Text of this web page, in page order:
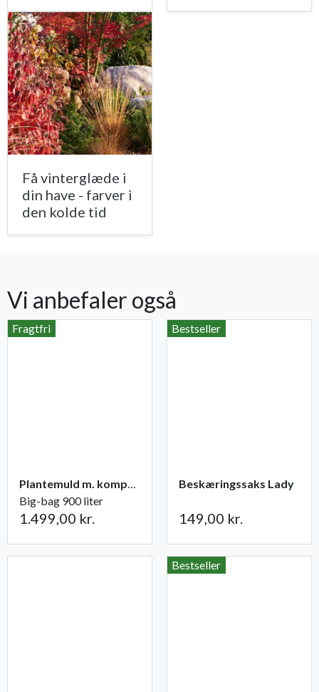
Få vinterglæde i
din have - farver i
den kolde tid
Vi anbefaler også
Fragtfri
Plantemuld m. kompost fra Champost
Big-bag 900 liter
1.499,00 kr.
Bestseller
Beskæringssaks Lady
149,00 kr.
Bestseller